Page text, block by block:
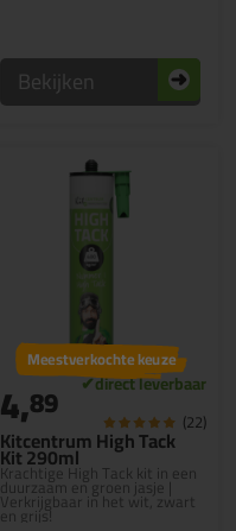
Bekijken
Kitcentrum High Tack
Kit 290ml
Krachtige High Tack kit in een
duurzaam en groen jasje |
Verkrijgbaar in het wit, zwart
en grijs!
Meestverkochte keuze
4,89 (22)